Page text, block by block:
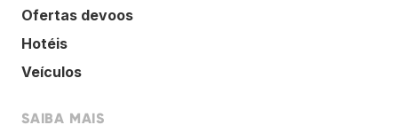
Ofertas devoos
Hotéis
Veículos
SAIBA MAIS